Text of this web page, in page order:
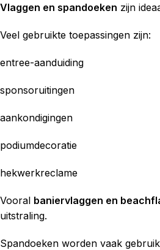
Vlaggen en spandoeken zijn
Veel gebruikte toepassingen zijn:
entree-aanduiding
sponsoruitingen
aankondigingen
podiumdecoratie
hekwerkreclame
Vooral baniervlaggen en
uitstraling.
Spandoeken worden vaak